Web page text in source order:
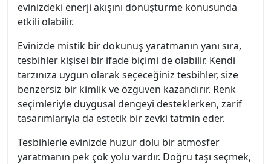
evinizdeki enerji akışını dönüştürme konusunda
etkili olabilir.
Evinizde mistik bir dokunuş yaratmanın yanı sıra,
tesbihler kişisel bir ifade biçimi de olabilir. Kendi
tarzınıza uygun olarak seçeceğiniz tesbihler, size
benzersiz bir kimlik ve özgüven kazandırır. Renk
seçimleriyle duygusal dengeyi desteklerken, zarif
tasarımlarıyla da estetik bir zevki tatmin eder.
Tesbihlerle evinizde huzur dolu bir atmosfer
yaratmanın pek çok yolu vardır. Doğru taşı seçmek,